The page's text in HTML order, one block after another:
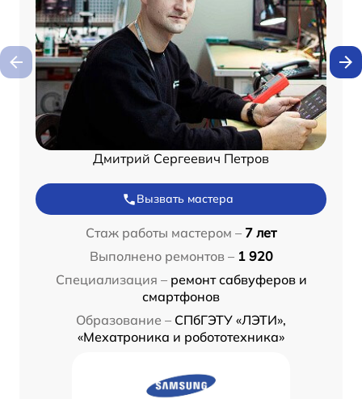
Дмитрий Сергеевич Петров
Вызвать мастера
Стаж работы мастером – 7 лет
Выполнено ремонтов – 1 920
Специализация – ремонт сабвуферов и
смартфонов
Образование – СПбГЭТУ «ЛЭТИ»,
«Мехатроника и робототехника»